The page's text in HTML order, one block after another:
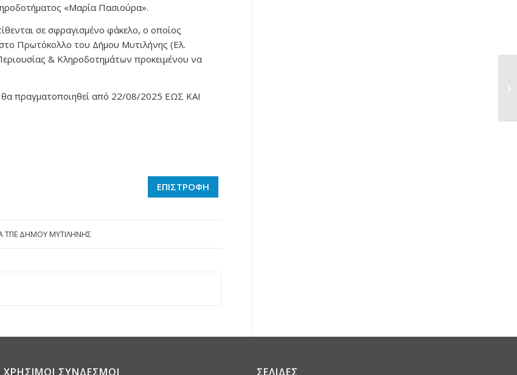
«Μαρία Πασιούρα».
σε σφραγισμένο φάκελο, ο οποίος
Πρωτόκολλο του Δήμου Μυτιλήνης (Ελ.
& Κληροδοτημάτων προκειμένου να
θα πραγματοποιηθεί από 22/08/2025 ΕΩΣ ΚΑΙ
ΕΠΙΣΤΡΟΦΗ
ΤΠΕ ΔΗΜΟΥ ΜΥΤΙΛΗΝΗΣ
ΧΡΗΣΙΜΟΙ ΣΥΝΔΕΣΜΟΙ ΣΕΛΙΔΕΣ